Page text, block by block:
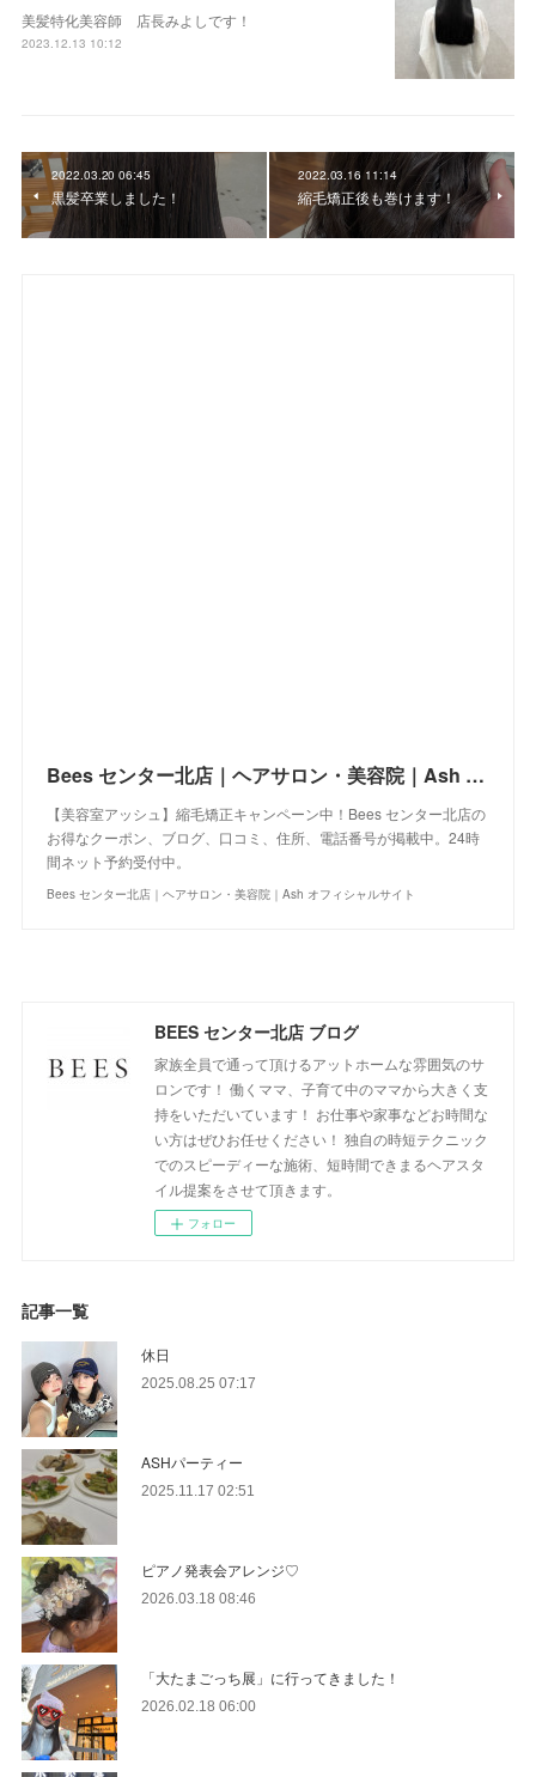
美髪特化美容師 店長みよしです！
2023.12.13 10:12
2022.03.20 06:45
黒髪卒業しました！
2022.03.16 11:14
縮毛矯正後も巻けます！
Bees センター北店｜ヘアサロン・美容院｜Ash オフィシャルサイト
【美容室アッシュ】縮毛矯正キャンペーン中！Bees センター北店の
お得なクーポン、ブログ、口コミ、住所、電話番号が掲載中。24時
間ネット予約受付中。
Bees センター北店｜ヘアサロン・美容院｜Ash オフィシャルサイト
BEES センター北店 ブログ
家族全員で通って頂けるアットホームな雰囲気のサ
ロンです！ 働くママ、子育て中のママから大きく支
持をいただいています！ お仕事や家事などお時間な
い方はぜひお任せください！ 独自の時短テクニック
でのスピーディーな施術、短時間できまるヘアスタ
イル提案をさせて頂きます。
フォロー
記事一覧
休日
2025.08.25 07:17
ASHパーティー
2025.11.17 02:51
ピアノ発表会アレンジ♡
2026.03.18 08:46
「大たまごっち展」に行ってきました！
2026.02.18 06:00